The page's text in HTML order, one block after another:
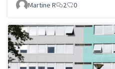
Martine R 2 0